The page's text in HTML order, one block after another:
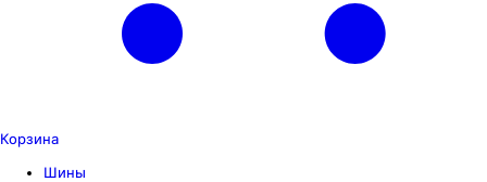
Корзина
Шины